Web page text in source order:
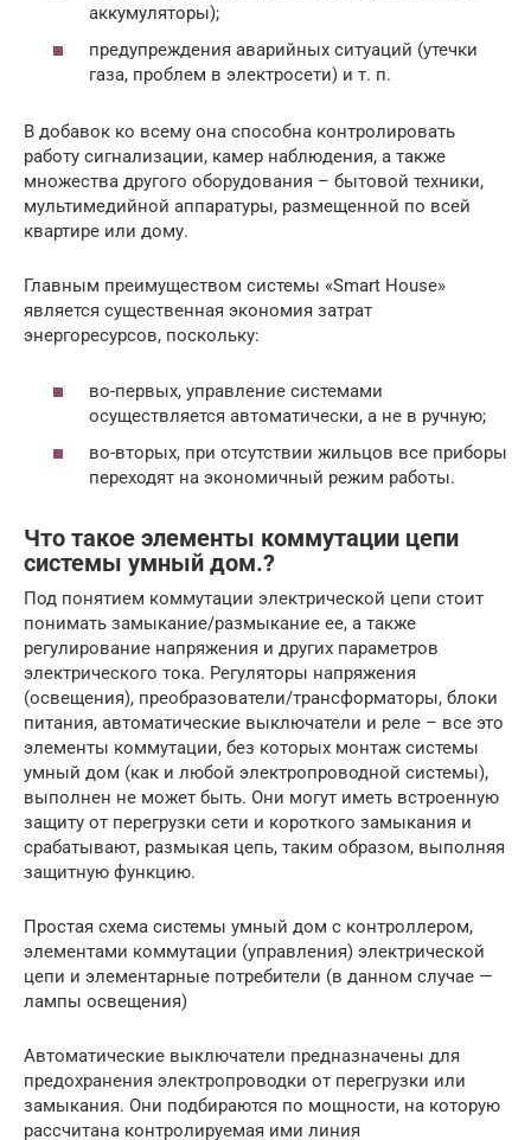
аккумуляторы);
предупреждения аварийных ситуаций (утечки
газа, проблем в электросети) и т. п.
В добавок ко всему она способна контролировать
работу сигнализации, камер наблюдения, а также
множества другого оборудования – бытовой техники,
мультимедийной аппаратуры, размещенной по всей
квартире или дому.
Главным преимуществом системы «Smart House»
является существенная экономия затрат
энергоресурсов, поскольку:
во-первых, управление системами
осуществляется автоматически, а не в ручную;
во-вторых, при отсутствии жильцов все приборы
переходят на экономичный режим работы.
Что такое элементы коммутации цепи
системы умный дом.?
Под понятием коммутации электрической цепи стоит
понимать замыкание/размыкание ее, а также
регулирование напряжения и других параметров
электрического тока. Регуляторы напряжения
(освещения), преобразователи/трансформаторы, блоки
питания, автоматические выключатели и реле – все это
элементы коммутации, без которых монтаж системы
умный дом (как и любой электропроводной системы),
выполнен не может быть. Они могут иметь встроенную
защиту от перегрузки сети и короткого замыкания и
срабатывают, размыкая цепь, таким образом, выполняя
защитную функцию.
Простая схема системы умный дом с контроллером,
элементами коммутации (управления) электрической
цепи и элементарные потребители (в данном случае —
лампы освещения)
Автоматические выключатели предназначены для
предохранения электропроводки от перегрузки или
замыкания. Они подбираются по мощности, на которую
рассчитана контролируемая ими линия